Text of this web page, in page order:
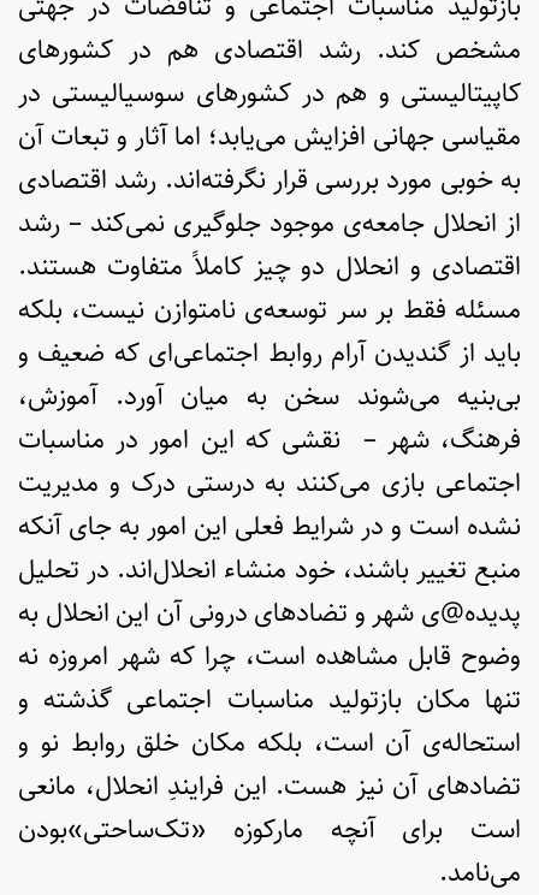
مشخص کند. رشد اقتصادی هم در کشورهای
کاپیتالیستی و هم در کشورهای سوسیالیستی در
مقیاسی جهانی افزایش می‌یابد؛ اما آثار و تبعات آن
به خوبی مورد بررسی قرار نگرفته‌اند. رشد اقتصادی
از انحلال جامعه‌ی موجود جلوگیری نمی‌کند – رشد
اقتصادی و انحلال دو چیز کاملاً متفاوت هستند.
مسئله فقط بر سر توسعه‌ی نامتوازن نیست، بلکه
باید از گندیدن آرام روابط اجتماعی‌ای که ضعیف و
بی‌بنیه می‌شوند سخن به میان آورد. آموزش،
فرهنگ، شهر – نقشی که این امور در مناسبات
اجتماعی بازی می‌کنند به درستی درک و مدیریت
نشده است و در شرایط فعلی این امور به جای آنکه
منبع تغییر باشند، خود منشاء انحلال‌اند. در تحلیل
پدیده@ی شهر و تضادهای درونی آن این انحلال به
وضوح قابل مشاهده است، چرا که شهر امروزه نه
تنها مکان بازتولید مناسبات اجتماعی گذشته و
استحاله‌ی آن است، بلکه مکان خلق روابط نو و
تضادهای آن نیز هست. این فرایندِ انحلال، مانعی
است برای آنچه مارکوزه «تک‌ساحتی‌»بودن
می‌نامد.